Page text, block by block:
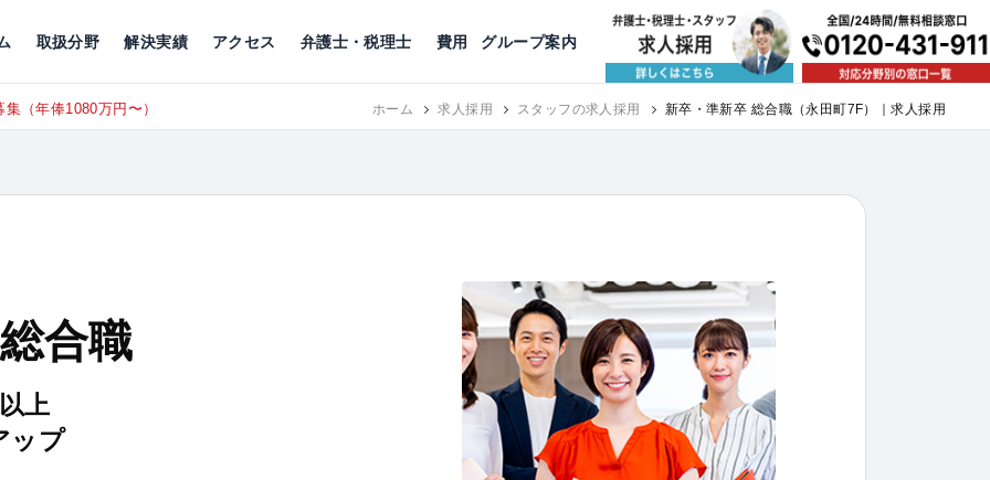
取扱分野
公益活動
解決実績 アクセス
京都 神戸 福岡
弁護士・税理士 費用 グループ案内
（年俸1080万円〜） RECRUIT 東京にて、相談予約スタッフ募集（月給38万以上）
合職
上
ップ
ホーム 求人採用 スタッフの求人採用 新卒・準新卒 総合職（永田町7F）｜求人採用